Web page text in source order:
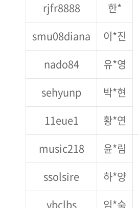
rjfr8888
한*
smu08diana
이*진
nado84
유*영
sehyunp
박*현
11eue1
황*연
music218
윤*림
ssolsire
하*양
ybclbs
임*숙